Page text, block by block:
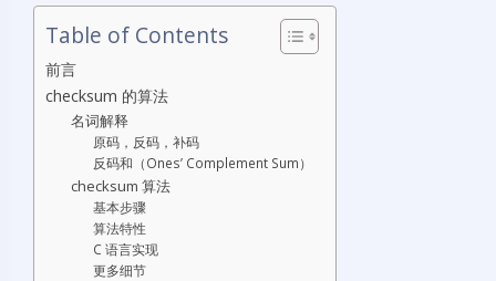
Table of Contents
前言
checksum 的算法
名词解释
原码，反码，补码
反码和（Ones’ Complement Sum）
checksum 算法
基本步骤
算法特性
C 语言实现
更多细节